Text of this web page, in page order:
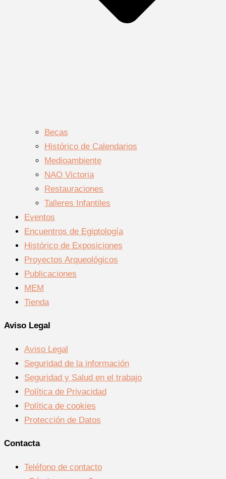
Becas
Histórico de Calendarios
Medioambiente
NAO Victoria
Restauraciones
Talleres Infantiles
Eventos
Encuentros de Egiptología
Histórico de Exposiciones
Proyectos Arqueológicos
Publicaciones
MEM
Tienda
Aviso Legal
Aviso Legal
Seguridad de la información
Seguridad y Salud en el trabajo
Política de Privacidad
Política de cookies
Protección de Datos
Contacta
Teléfono de contacto